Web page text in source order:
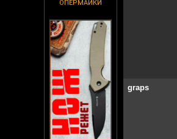
ОПЕРМАЙКИ
graps